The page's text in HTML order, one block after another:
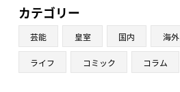
カテゴリー
芸能 皇室 国内 海外
ライフ コミック コラム